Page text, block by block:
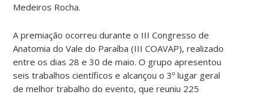
Medeiros Rocha.
A premiação ocorreu durante o III Congresso de
Anatomia do Vale do Paraíba (III COAVAP), realizado
entre os dias 28 e 30 de maio. O grupo apresentou
seis trabalhos científicos e alcançou o 3º lugar geral
de melhor trabalho do evento, que reuniu 225